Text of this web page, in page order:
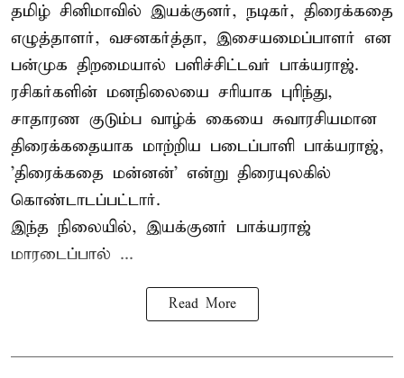
தமிழ் சினிமாவில் இயக்குனர், நடிகர், திரைக்கதை
எழுத்தாளர், வசனகர்த்தா, இசையமைப்பாளர் என
பன்முக திறமையால் பளிச்சிட்டவர் பாக்யராஜ்.
ரசிகர்களின் மனநிலையை சரியாக புரிந்து,
சாதாரண குடும்ப வாழ்க் கையை சுவாரசியமான
திரைக்கதையாக மாற்றிய படைப்பாளி பாக்யராஜ்,
'திரைக்கதை மன்னன்' என்று திரையுலகில்
கொண்டாடப்பட்டார்.
இந்த நிலையில், இயக்குனர் பாக்யராஜ்
மாரடைப்பால் ...
Read More